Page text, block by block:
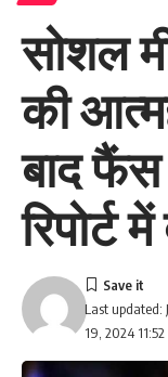
सोशल
की
बाद
रिपोर्ट में
Last updated:
19, 2024